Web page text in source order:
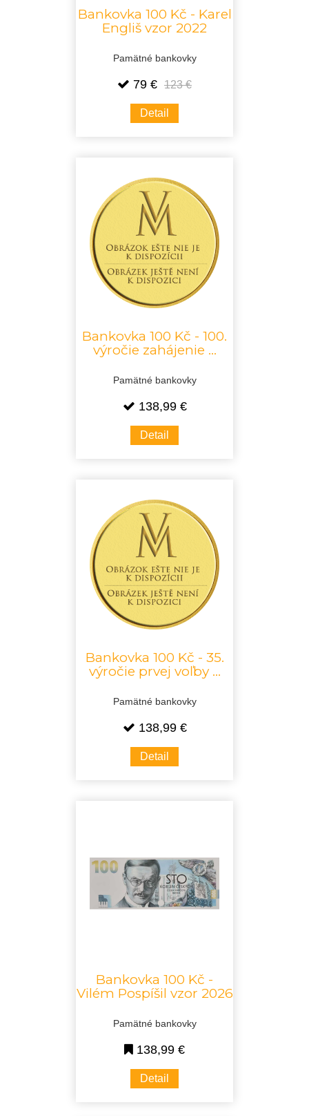
Bankovka 100 Kč - Karel
Engliš vzor 2022
Pamätné bankovky
79 € 123 €
Detail
Bankovka 100 Kč - 100.
výročie zahájenie ...
Pamätné bankovky
138,99 €
Detail
Bankovka 100 Kč - 35.
výročie prvej voľby ...
Pamätné bankovky
138,99 €
Detail
Bankovka 100 Kč -
Vilém Pospíšil vzor 2026
Pamätné bankovky
138,99 €
Detail